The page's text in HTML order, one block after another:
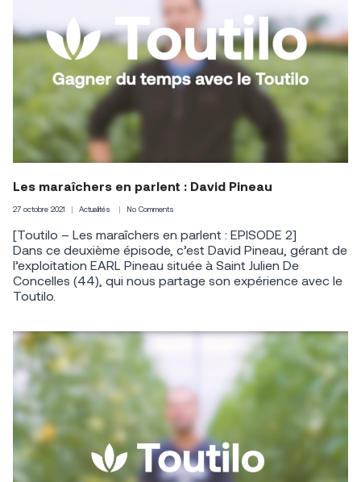
Les maraîchers en parlent : David Pineau
27 octobre 2021 Actualités No Comments
[Toutilo – Les maraîchers en parlent : EPISODE 2]
Dans ce deuxième épisode, c’est David Pineau, gérant de
l’exploitation EARL Pineau située à Saint Julien De
Concelles (44), qui nous partage son expérience avec le
Toutilo.